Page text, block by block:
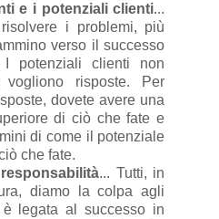
e i potenziali clienti...
i problemi, più
verso il successo
I potenziali clienti non
vogliono risposte. Per
dovete avere una
di ciò che fate e
di come il potenziale
che fate.
... Tutti, in
diamo la colpa agli
legata al successo in